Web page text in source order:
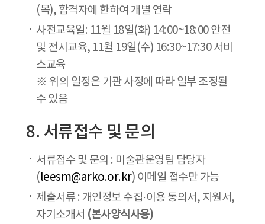
(목), 합격자에 한하여 개별 연락
사전교육일: 11월 18일(화) 14:00~18:00 안전
및 전시교육, 11월 19일(수) 16:30~17:30 서비
스교육
※ 위의 일정은 기관 사정에 따라 일부 조정될
수 있음
8. 서류접수 및 문의
서류접수 및 문의 : 미술관운영팀 담당자
(leesm@arko.or.kr) 이메일 접수만 가능
제출서류 : 개인정보 수집·이용 동의서, 지원서,
자기소개서 (본사양식사용)